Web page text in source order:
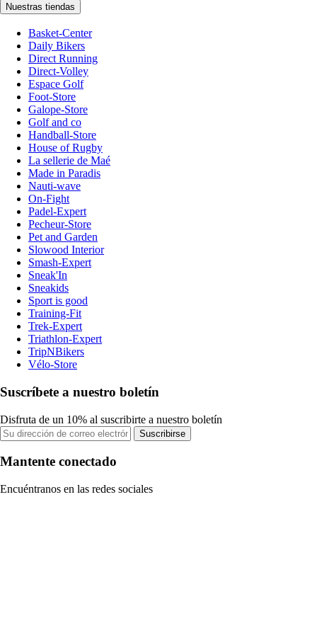
Nuestras tiendas
Basket-Center
Daily Bikers
Direct Running
Direct-Volley
Espace Golf
Foot-Store
Galope-Store
Golf and co
Handball-Store
House of Rugby
La sellerie de Maé
Made in Paradis
Nauti-wave
On-Fight
Padel-Expert
Pecheur-Store
Pet and Garden
Slowood Interior
Smash-Expert
Sneak'In
Sneakids
Sport is good
Training-Fit
Trek-Expert
Triathlon-Expert
TripNBikers
Vélo-Store
Suscríbete a nuestro boletín
Disfruta de un 10% al suscribirte a nuestro boletín
Suscribirse
Mantente conectado
Encuéntranos en las redes sociales